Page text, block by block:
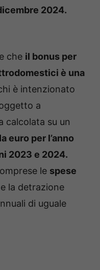
2024.
che il bonus per
è una
è intenzionato
a
calcolata su un
euro per l’anno
2023 e 2024.
le spese
la detrazione
di uguale